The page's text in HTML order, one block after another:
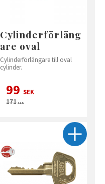
Cylinderförläng
are oval
Cylinderförlängare till oval
cylinder.
99 SEK
171SEK